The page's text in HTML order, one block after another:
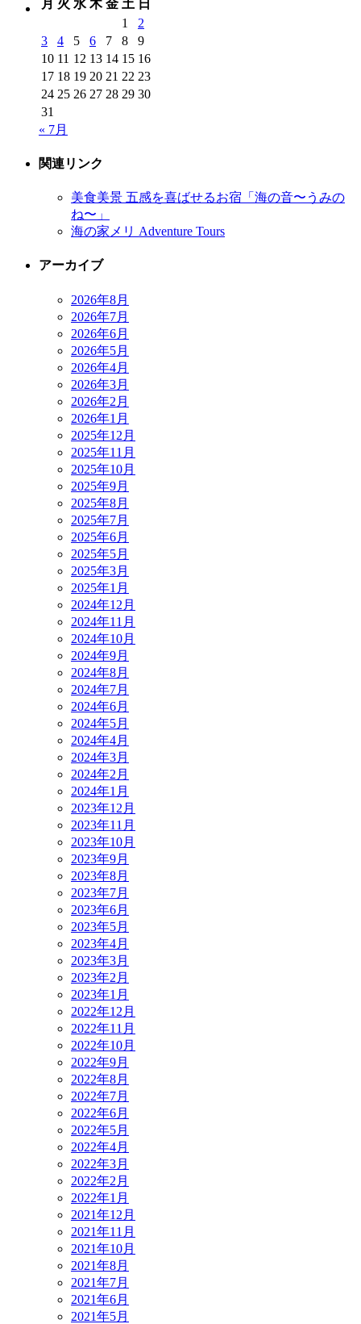
月 火 水 木 金 土 日
1
2
3
4 5 6 7 8
9
10 11 12 13 14 15 16
17 18 19 20 21 22 23
24 25 26 27 28 29 30
31
« 7月
関連リンク
美食美景 五感を喜ばせるお宿「海の音〜うみの
ね〜」
海の家メリ Adventure Tours
アーカイブ
2026年8月
2026年7月
2026年6月
2026年5月
2026年4月
2026年3月
2026年2月
2026年1月
2025年12月
2025年11月
2025年10月
2025年9月
2025年8月
2025年7月
2025年6月
2025年5月
2025年3月
2025年1月
2024年12月
2024年11月
2024年10月
2024年9月
2024年8月
2024年7月
2024年6月
2024年5月
2024年4月
2024年3月
2024年2月
2024年1月
2023年12月
2023年11月
2023年10月
2023年9月
2023年8月
2023年7月
2023年6月
2023年5月
2023年4月
2023年3月
2023年2月
2023年1月
2022年12月
2022年11月
2022年10月
2022年9月
2022年8月
2022年7月
2022年6月
2022年5月
2022年4月
2022年3月
2022年2月
2022年1月
2021年12月
2021年11月
2021年10月
2021年8月
2021年7月
2021年6月
2021年5月